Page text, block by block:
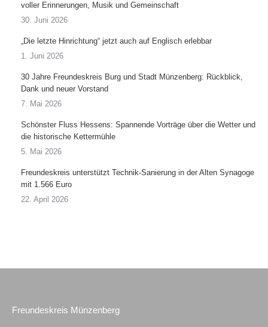
voller Erinnerungen, Musik und Gemeinschaft
30. Juni 2026
„Die letzte Hinrichtung“ jetzt auch auf Englisch erlebbar
1. Juni 2026
30 Jahre Freundeskreis Burg und Stadt Münzenberg: Rückblick,
Dank und neuer Vorstand
7. Mai 2026
Schönster Fluss Hessens: Spannende Vorträge über die Wetter und
die historische Kettermühle
5. Mai 2026
Freundeskreis unterstützt Technik-Sanierung in der Alten Synagoge
mit 1.566 Euro
22. April 2026
Freundeskreis Münzenberg